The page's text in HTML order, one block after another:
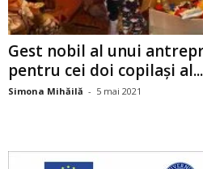
Gest nobil al unui
pentru cei doi copilași al...
Simona Mihăilă - 5 mai 2021